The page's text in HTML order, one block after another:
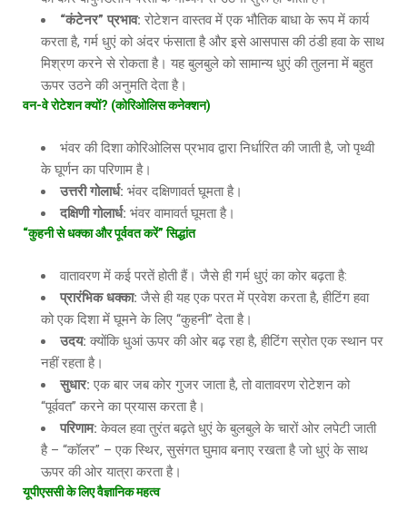
“कंटेनर” प्रभाव: रोटेशन वास्तव में एक भौतिक बाधा के रूप में कार्य
करता है, गर्म धुएं को अंदर फंसाता है और इसे आसपास की ठंडी हवा के साथ
मिश्रण करने से रोकता है। यह बुलबुले को सामान्य धुएं की तुलना में बहुत
ऊपर उठने की अनुमति देता है।
वन-वे रोटेशन क्यों? (कोरिओलिस कनेक्शन)
भंवर की दिशा कोरिओलिस प्रभाव द्वारा निर्धारित की जाती है, जो पृथ्वी
के घूर्णन का परिणाम है।
उत्तरी गोलार्ध: भंवर दक्षिणावर्त घूमता है।
दक्षिणी गोलार्ध: भंवर वामावर्त घूमता है।
“कुहनी से धक्का और पूर्ववत करें” सिद्धांत
वातावरण में कई परतें होती हैं। जैसे ही गर्म धुएं का कोर बढ़ता है:
प्रारंभिक धक्का: जैसे ही यह एक परत में प्रवेश करता है, हीटिंग हवा
को एक दिशा में घूमने के लिए “कुहनी” देता है।
उदय: क्योंकि धुआं ऊपर की ओर बढ़ रहा है, हीटिंग स्रोत एक स्थान पर
नहीं रहता है।
सुधार: एक बार जब कोर गुजर जाता है, तो वातावरण रोटेशन को
“पूर्ववत” करने का प्रयास करता है।
परिणाम: केवल हवा तुरंत बढ़ते धुएं के बुलबुले के चारों ओर लपेटी जाती
है – “कॉलर” – एक स्थिर, सुसंगत घुमाव बनाए रखता है जो धुएं के साथ
ऊपर की ओर यात्रा करता है।
यूपीएससी के लिए वैज्ञानिक महत्व